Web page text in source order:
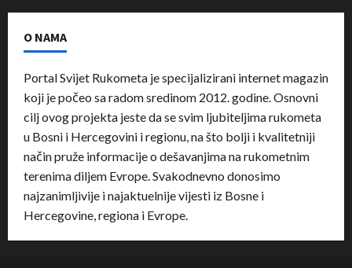
O NAMA
Portal Svijet Rukometa je specijalizirani internet magazin
koji je počeo sa radom sredinom 2012. godine. Osnovni
cilj ovog projekta jeste da se svim ljubiteljima rukometa
u Bosni i Hercegovini i regionu, na što bolji i kvalitetniji
način pruže informacije o dešavanjima na rukometnim
terenima diljem Evrope. Svakodnevno donosimo
najzanimljivije i najaktuelnije vijesti iz Bosne i
Hercegovine, regiona i Evrope.